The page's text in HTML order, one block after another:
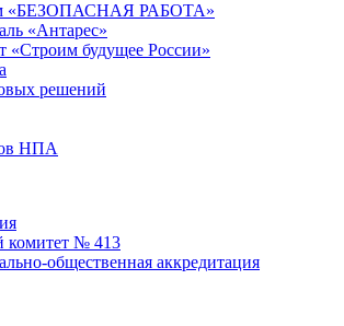
«БЕЗОПАСНАЯ РАБОТА»
«Антарес»
«Строим будущее России»
решений
НПА
комитет № 413
общественная аккредитация